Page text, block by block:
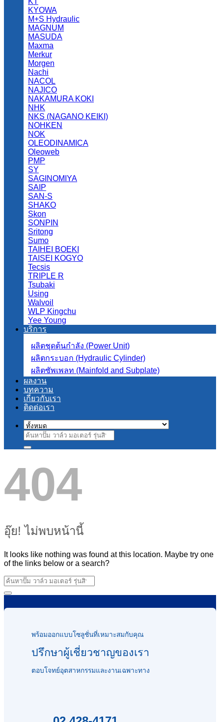
KYOWA
M+S Hydraulic
MAGNUM
MASUDA
Maxma
Merkur
Morgen
Nachi
NACOL
NAJICO
NAKAMURA KOKI
NHK
NKS (NAGANO KEIKI)
NOHKEN
NOK
OLEODINAMICA
Oleoweb
PMP
SY
SAGINOMIYA
SAIP
SAN-S
SHAKO
Skon
SONPIN
Sritong
Sumo
TAIHEI BOEKI
TAISEI KOGYO
Tecsis
TRIPLE R
Tsubaki
Using
Walvoil
WLP Kingchu
Yee Young
บริการ
ผลิตชุดต้นกำลัง (Power Unit)
ผลิตกระบอก (Hydraulic Cylinder)
ผลิตซัพเพลท (Mainfold and Subplate)
ผลงาน
บทความ
เกี่ยวกับเรา
ติดต่อเรา
ค้นหา:
404
อุ๊ย! ไม่พบหน้านี้
It looks like nothing was found at this location. Maybe try one
of the links below or a search?
พร้อมออกแบบโซลูชั่นที่เหมาะสมกับคุณ
ปรึกษาผู้เชี่ยวชาญของเรา
ตอบโจทย์อุตสาหกรรมและงานเฉพาะทาง